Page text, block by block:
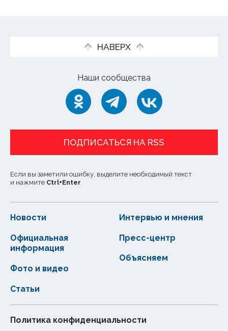
НАВЕРХ
Наши сообщества
ПОДПИСАТЬСЯ НА RSS
Если вы заметили ошибку, выделите необходимый текст
и нажмите Ctrl+Enter
Новости
Статьи
Официальная
информация
Интервью и мнения
Фото и видео
Пресс-центр
Объясняем
Политика конфиденциальности